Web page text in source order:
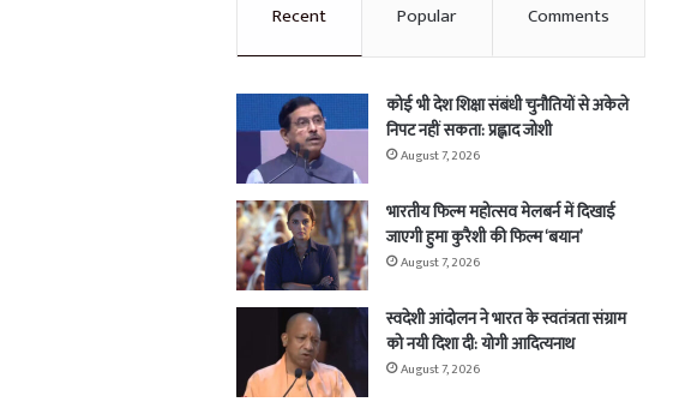
Recent Popular Comments
कोई भी देश शिक्षा संबंधी चुनौतियों से अकेले
निपट नहीं सकता: प्रह्लाद जोशी
August 7, 2026
भारतीय फिल्म महोत्सव मेलबर्न में दिखाई
जाएगी हुमा कुरैशी की फिल्म ‘बयान’
August 7, 2026
स्वदेशी आंदोलन ने भारत के स्वतंत्रता संग्राम
को नयी दिशा दी: योगी आदित्यनाथ
August 7, 2026